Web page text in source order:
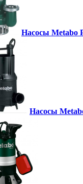
Насосы Metabo
Насосы